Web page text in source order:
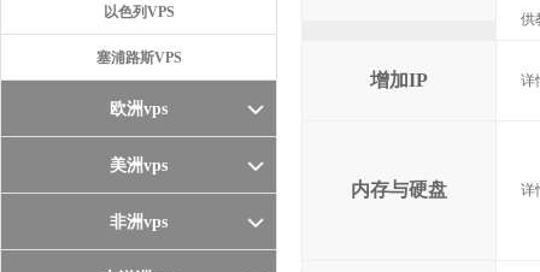
以色列VPS
塞浦路斯VPS
欧洲vps
美洲vps
非洲vps
供
增加IP 详
内存与硬盘 详